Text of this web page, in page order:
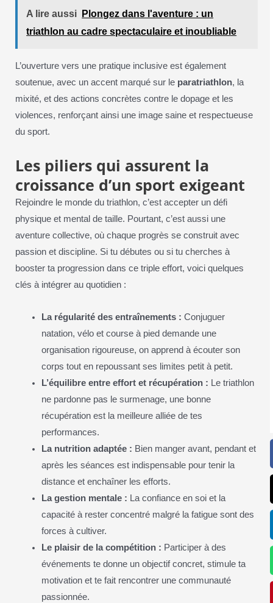
A lire aussi
Plongez dans l'aventure : un
triathlon au cadre spectaculaire et inoubliable
L’ouverture vers une pratique inclusive est également
soutenue, avec un accent marqué sur le paratriathlon, la
mixité, et des actions concrètes contre le dopage et les
violences, renforçant ainsi une image saine et respectueuse
du sport.
Les piliers qui assurent la
croissance d’un sport exigeant
Rejoindre le monde du triathlon, c’est accepter un défi
physique et mental de taille. Pourtant, c’est aussi une
aventure collective, où chaque progrès se construit avec
passion et discipline. Si tu débutes ou si tu cherches à
booster ta progression dans ce triple effort, voici quelques
clés à intégrer au quotidien :
La régularité des entraînements : Conjuguer
natation, vélo et course à pied demande une
organisation rigoureuse, on apprend à écouter son
corps tout en repoussant ses limites petit à petit.
L’équilibre entre effort et récupération : Le triathlon
ne pardonne pas le surmenage, une bonne
récupération est la meilleure alliée de tes
performances.
La nutrition adaptée : Bien manger avant, pendant et
après les séances est indispensable pour tenir la
distance et enchaîner les efforts.
La gestion mentale : La confiance en soi et la
capacité à rester concentré malgré la fatigue sont des
forces à cultiver.
Le plaisir de la compétition : Participer à des
événements te donne un objectif concret, stimule ta
motivation et te fait rencontrer une communauté
passionnée.